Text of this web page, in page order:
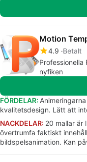
4.9 Betalt
nyfiken
FÖRDELAR:
kvalitetsdesign. Lätt att
NACKDELAR: 20 mallar är
övertrumfa faktiskt
bildspelsanimation. Kan